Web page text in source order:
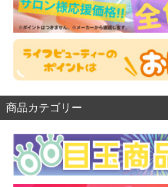
商品カテゴリー